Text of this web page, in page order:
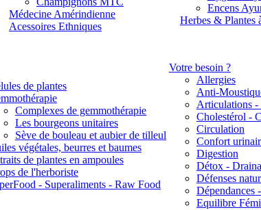
Médecine Amérindienne
Acessoires Ethniques
Encens
Herbes & Plantes
de plantes
Complexes de gemmothérapie
Les bourgeons unitaires
Sève de bouleau et aubier de tilleul
végétales, beurres et baumes
de plantes en ampoules
de l'herboriste
- Superaliments - Raw Food
Votre besoin ?
Allergies
Anti-
Articulations -
Cholestérol -
Circulation
Confort
Digestion
Détox -
Défenses
Dépendances
Equilibre